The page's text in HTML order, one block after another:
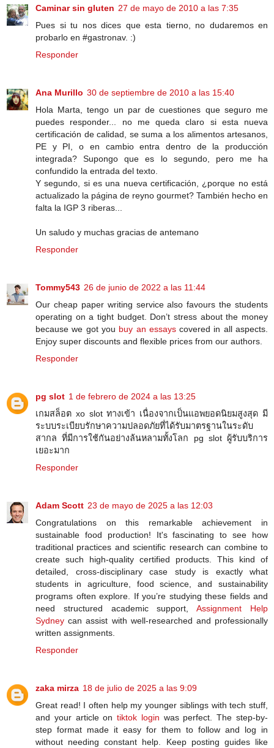
Caminar sin gluten 27 de mayo de 2010 a las 7:35
Pues si tu nos dices que esta tierno, no dudaremos en
probarlo en #gastronav. :)
Responder
Ana Murillo 30 de septiembre de 2010 a las 15:40
Hola Marta, tengo un par de cuestiones que seguro me
puedes responder... no me queda claro si esta nueva
certificación de calidad, se suma a los alimentos artesanos,
PE y PI, o en cambio entra dentro de la producción
integrada? Supongo que es lo segundo, pero me ha
confundido la entrada del texto.
Y segundo, si es una nueva certificación, ¿porque no está
actualizado la página de reyno gourmet? También hecho en
falta la IGP 3 riberas...
Un saludo y muchas gracias de antemano
Responder
Tommy543 26 de junio de 2022 a las 11:44
Our cheap paper writing service also favours the students
operating on a tight budget. Don’t stress about the money
because we got you buy an essayscovered in all aspects.
Enjoy super discounts and flexible prices from our authors.
Responder
pg slot 1 de febrero de 2024 a las 13:25
เกมสล็อต xo slot ทางเข้า เนื่องจากเป็นแอพยอดนิยมสูงสุด มี
ระบบระเบียบรักษาความปลอดภัยที่ได้รับมาตรฐานในระดับ
สากล ที่มีการใช้กันอย่างล้นหลามทั้งโลก pg slot ผู้รับบริการ
เยอะมาก
Responder
Adam Scott 23 de mayo de 2025 a las 12:03
Congratulations on this remarkable achievement in
sustainable food production! It's fascinating to see how
traditional practices and scientific research can combine to
create such high-quality certified products. This kind of
detailed, cross-disciplinary case study is exactly what
students in agriculture, food science, and sustainability
programs often explore. If you’re studying these fields and
need structured academic support,Assignment Help
Sydney can assist with well-researched and professionally
written assignments.
Responder
zaka mirza 18 de julio de 2025 a las 9:09
Great read! I often help my younger siblings with tech stuff,
and your article ontiktok login was perfect. The step-by-
step format made it easy for them to follow and log in
without needing constant help. Keep posting guides like